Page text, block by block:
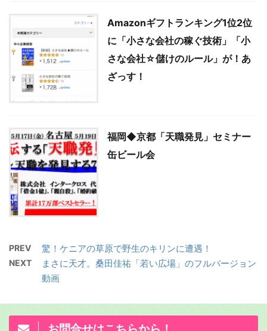
Amazonギフトランキング1位2位
に「小さな会社の稼ぐ技術」「小
さな会社☆儲けのルール」が！あ
ざっす！
福岡◆京都「天職発見」セミナー
缶ビール会
PREV 驚！ケニアの草原で野生のキリンに遭遇！
NEXT
まさに天才。桑田佳祐「若い広場」のフルバージョン
動画